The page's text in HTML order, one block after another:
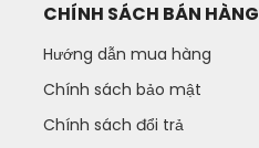
CHÍNH SÁCH BÁN HÀNG
Hướng dẫn mua hàng
Chính sách bảo mật
Chính sách đổi trả